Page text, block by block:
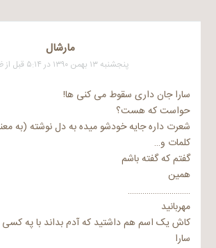
مارشال
پنجشنبه ۱۳ بهمن ۱۳۹۰ در ۵:۱۴ قبل از ظهر
سارا جان داری سقوط می کنی ها!
حواست که هست؟
شعرت داره جایه خودشو میده به دل نوشته (به
کلمات و…
گفتم که گفته باشم
همین
…………………………
مهربانید
کاش یک اسم هم داشتید که آدم بداند با په
سارا